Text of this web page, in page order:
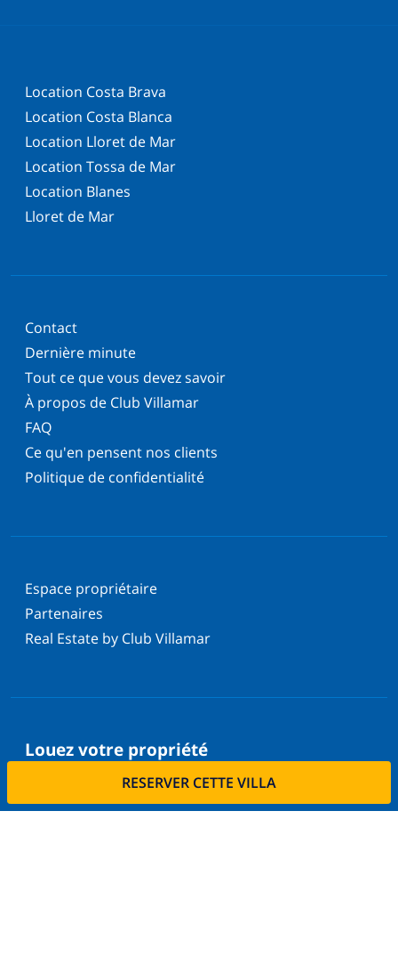
RESERVER CETTE VILLA
Location Costa Brava
Location Costa Blanca
Location Lloret de Mar
Location Tossa de Mar
Location Blanes
Lloret de Mar
Contact
Dernière minute
Tout ce que vous devez savoir
À propos de Club Villamar
FAQ
Ce qu'en pensent nos clients
Politique de confidentialité
Espace propriétaire
Partenaires
Real Estate by Club Villamar
Louez votre propriété
Voulez-vous louer votre propriété avec nous?